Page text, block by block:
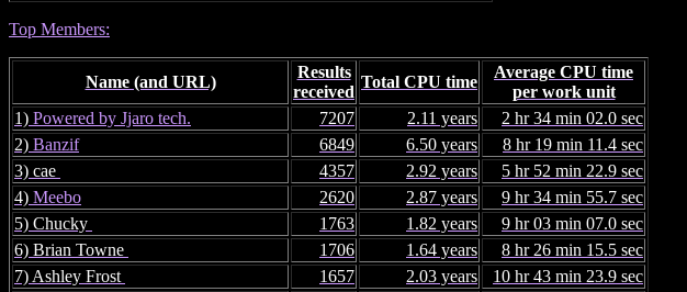
Top Members:
Name (and URL)
Results
received
Total CPU time
Average CPU time
per work unit
1) Powered by Jjaro tech. 7207 2.11 years
2 hr 34 min 02.0 sec
2) Banzif 6849 6.50 years
8 hr 19 min 11.4 sec
3) cae
4357 2.92 years
5 hr 52 min 22.9 sec
4) Meebo 2620 2.87 years
9 hr 34 min 55.7 sec
5) Chucky
1763 1.82 years
9 hr 03 min 07.0 sec
6) Brian Towne
1706 1.64 years
8 hr 26 min 15.5 sec
7) Ashley Frost
1657 2.03 years
10 hr 43 min 23.9 sec